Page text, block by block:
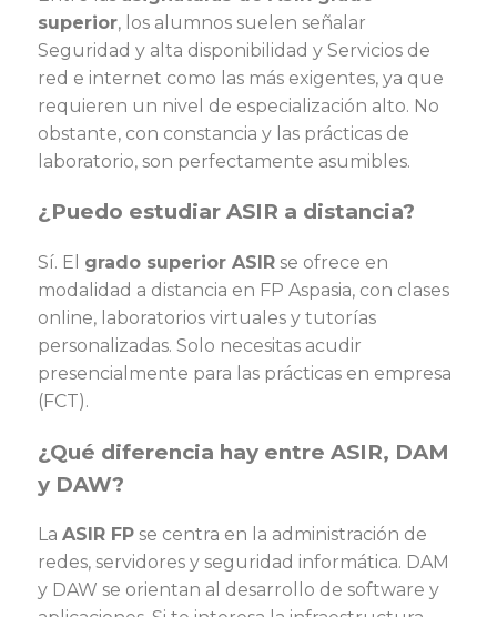
superior, los alumnos suelen señalar
Seguridad y alta disponibilidad y Servicios de
red e internet como las más exigentes, ya que
requieren un nivel de especialización alto. No
obstante, con constancia y las prácticas de
laboratorio, son perfectamente asumibles.
¿Puedo estudiar ASIR a distancia?
Sí. El grado superior ASIR se ofrece en
modalidad a distancia en FP Aspasia, con clases
online, laboratorios virtuales y tutorías
personalizadas. Solo necesitas acudir
presencialmente para las prácticas en empresa
(FCT).
¿Qué diferencia hay entre ASIR, DAM
y DAW?
La ASIR FP se centra en la administración de
redes, servidores y seguridad informática. DAM
y DAW se orientan al desarrollo de software y